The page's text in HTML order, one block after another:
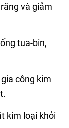
và giảm
tua-bin,
công kim
kim loại khỏi